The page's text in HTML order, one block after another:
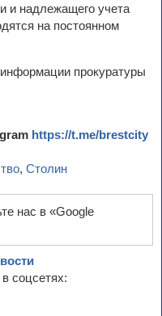
и надлежащего учета
на постоянном
прокуратуры
https://t.me/brestcity
, Столин
нас в «Google
соцсетях: